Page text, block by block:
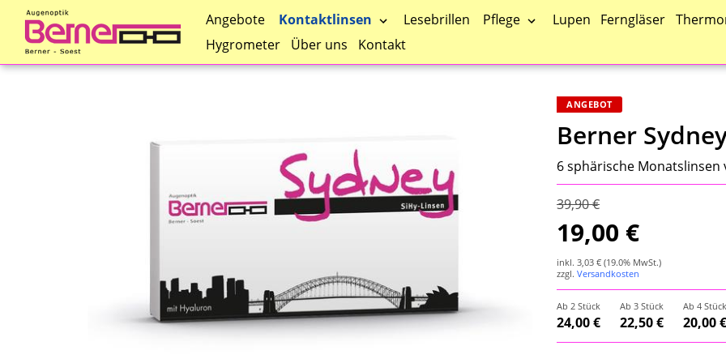
Direkt
Angebote Kontaktlinsen Lesebrillen Pflege Lupen Ferngläser
Hygrometer
Über uns Kontakt
ANGEBOT
Berner
6 sphärische Monatslinsen
39,90 €
19,00 €
inkl. 3,03 € (19.0% MwSt.)
zzgl. Versandkosten
Ab 2 Stück
24,00 €
Ab 3 Stück
22,50 €
Ab 4 Stück
20,00 €